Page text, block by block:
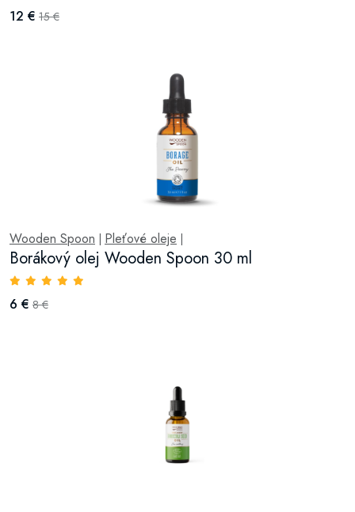
12 € 15 €
Wooden Spoon | Pleťové oleje |
Borákový olej Wooden Spoon 30 ml
6 € 8 €